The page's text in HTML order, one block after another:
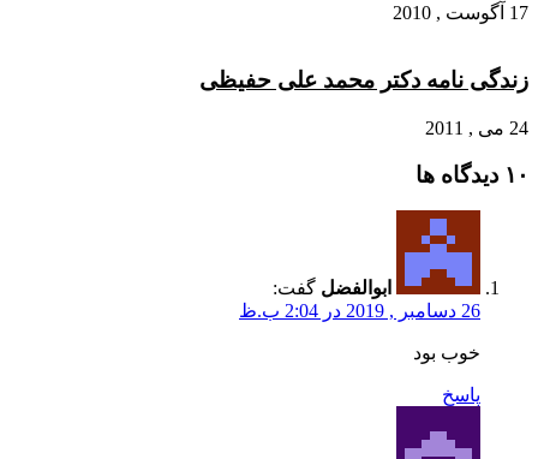
17 آگوست , 2010
زندگی نامه دکتر محمد علی حفیظی
24 می , 2011
‫۱۰ دیدگاه ها
ابوالفضل گفت:
26 دسامبر , 2019 در 2:04 ب.ظ
خوب بود
پاسخ